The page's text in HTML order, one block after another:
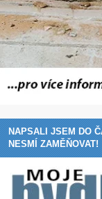
NAPSALI JSEM DO
NESMÍ ZAMĚŇOVAT!